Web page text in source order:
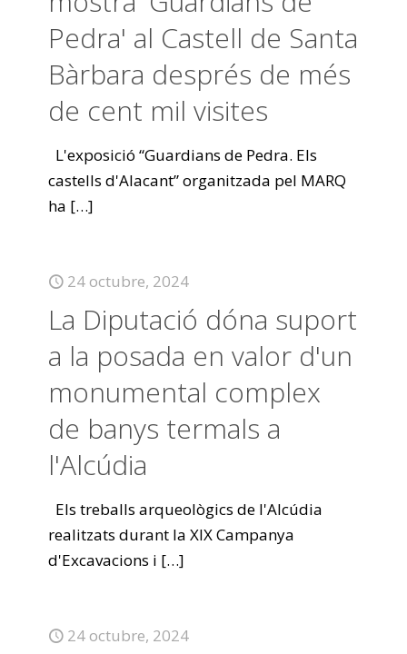
Pedra' al Castell de Santa
Bàrbara després de més
de cent mil visites
L'exposició “Guardians de Pedra. Els
castells d'Alacant” organitzada pel MARQ
ha […]
24 octubre, 2024
La Diputació dóna suport
a la posada en valor d'un
monumental complex
de banys termals a
l'Alcúdia
Els treballs arqueològics de l'Alcúdia
realitzats durant la XIX Campanya
d'Excavacions i […]
24 octubre, 2024